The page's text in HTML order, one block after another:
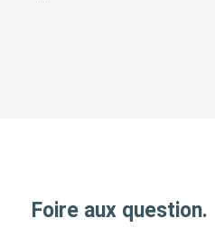
Foire aux question.